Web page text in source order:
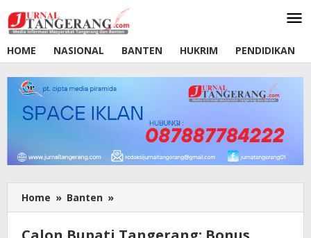
ke
konten
HOME
NASIONAL BANTEN HUKRIM PENDIDIKAN
Home » Banten »
Bupati